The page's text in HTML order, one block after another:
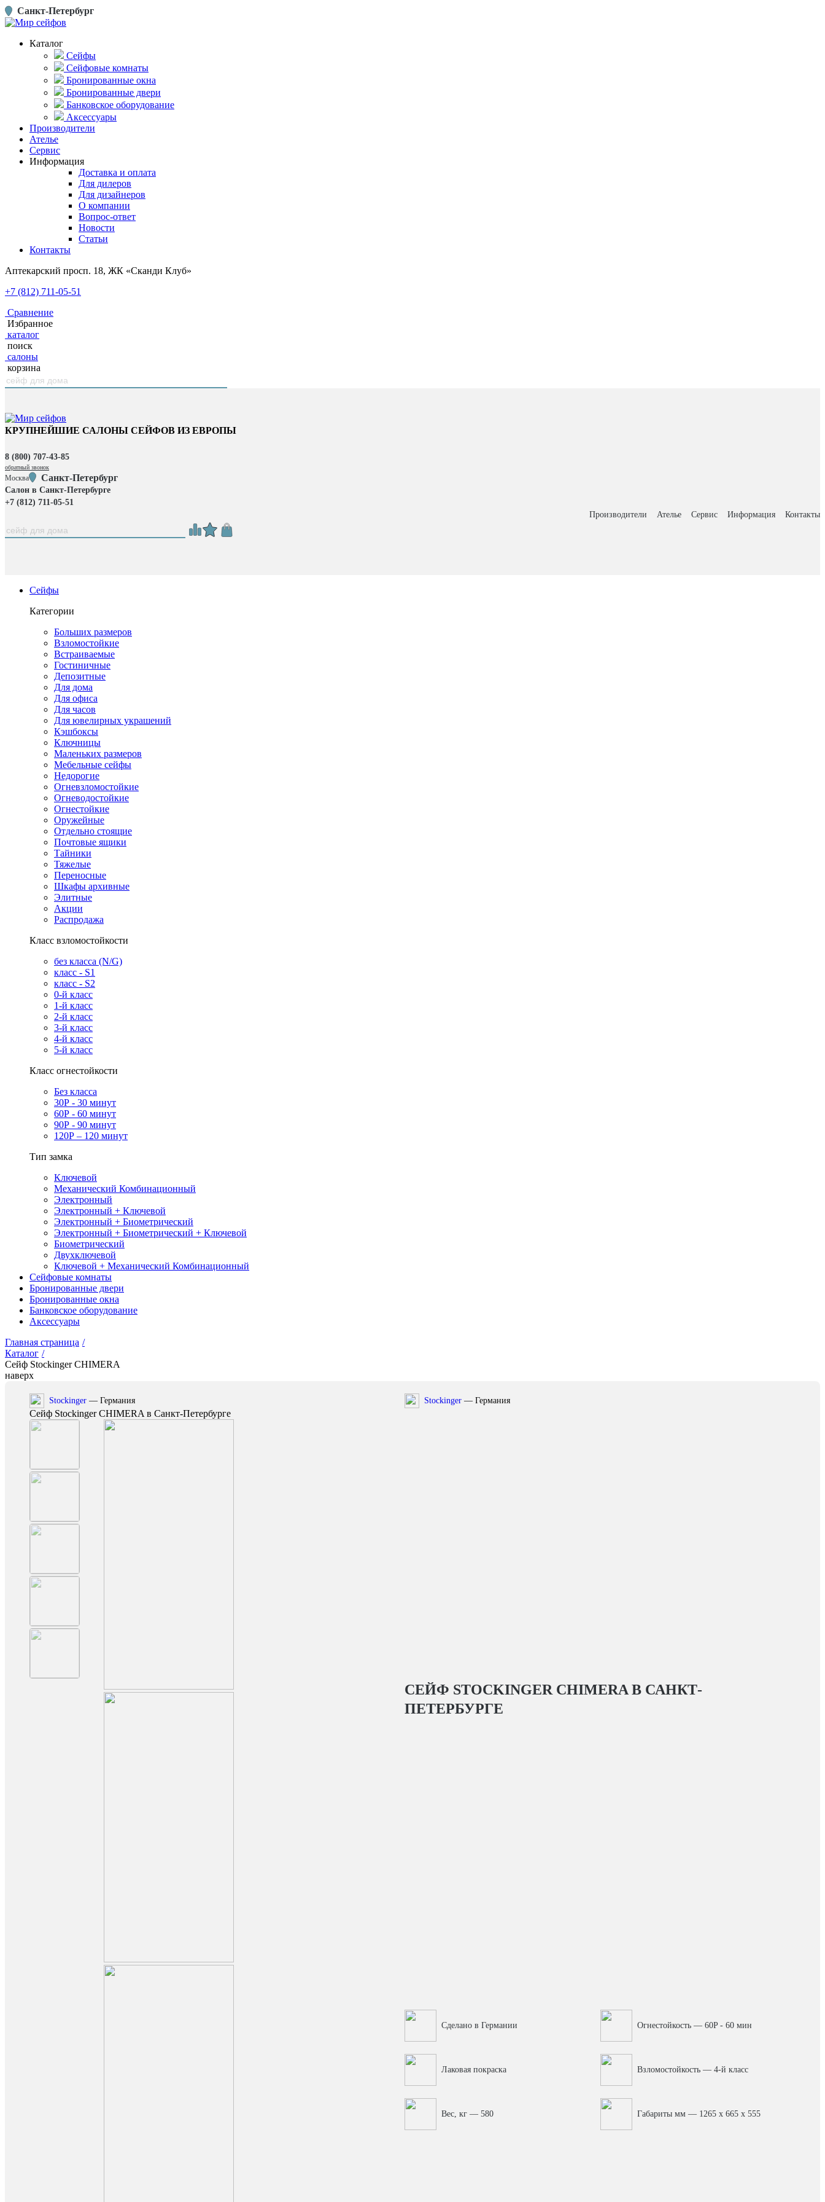
Санкт-Петербург
Каталог
Сейфы
Сейфовые комнаты
Бронированные окна
Бронированные двери
Банковское оборудование
Аксессуары
Производители
Ателье
Сервис
Информация
Доставка и оплата
Для дилеров
Для дизайнеров
О компании
Вопрос-ответ
Новости
Статьи
Контакты
Аптекарский просп. 18, ЖК «Сканди Клуб»
+7 (812) 711-05-51
Сравнение
Избранное
каталог
поиск
салоны
корзина
КРУПНЕЙШИЕ САЛОНЫ СЕЙФОВ ИЗ ЕВРОПЫ
8 (800) 707-43-85
обратный звонок
Москва Санкт-Петербург
Салон в Санкт-Петербурге
+7 (812) 711-05-51
Производители
Ателье Сервис Информация Контакты
Сейфы
Категории
Больших размеров
Взломостойкие
Встраиваемые
Гостиничные
Депозитные
Для дома
Для офиса
Для часов
Для ювелирных украшений
Кэшбоксы
Ключницы
Маленьких размеров
Мебельные сейфы
Недорогие
Огневзломостойкие
Огневодостойкие
Огнестойкие
Оружейные
Отдельно стоящие
Почтовые ящики
Тайники
Тяжелые
Переносные
Шкафы архивные
Элитные
Акции
Распродажа
Класс взломостойкости
без класса (N/G)
класс - S1
класс - S2
0-й класс
1-й класс
2-й класс
3-й класс
4-й класс
5-й класс
Класс огнестойкости
Без класса
30Р - 30 минут
60Р - 60 минут
90Р - 90 минут
120Р – 120 минут
Тип замка
Ключевой
Механический Комбинационный
Электронный
Электронный + Ключевой
Электронный + Биометрический
Электронный + Биометрический + Ключевой
Биометрический
Двухключевой
Ключевой + Механический Комбинационный
Сейфовые комнаты
Бронированные двери
Бронированные окна
Банковское оборудование
Аксессуары
Главная страница /
Каталог /
Сейф Stockinger CHIMERA
наверх
Stockinger — Германия
Сейф Stockinger CHIMERA в Санкт-Петербурге
Stockinger — Германия
СЕЙФ STOCKINGER CHIMERA В САНКТ-
ПЕТЕРБУРГЕ
Сделано в Германии Огнестойкость — 60P - 60 мин
Лаковая покраска Взломостойкость — 4-й класс
Вес, кг — 580 Габариты мм — 1265 x 665 x 555